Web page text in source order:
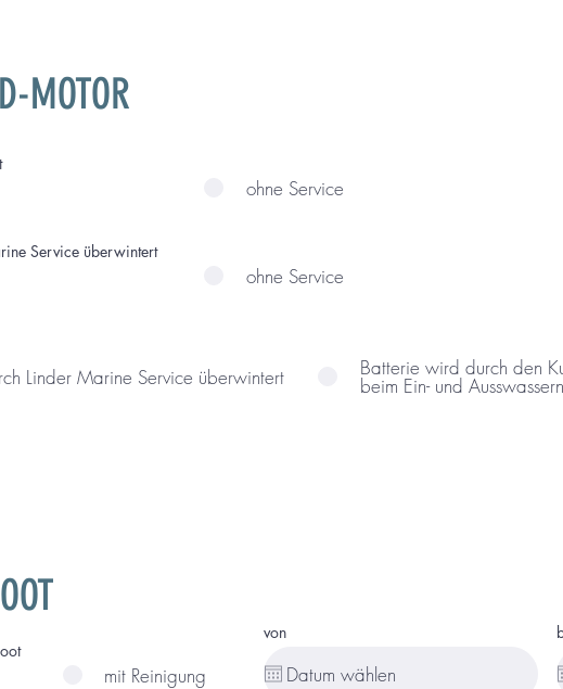
MOTOR
ohne Service
Service überwintert
ohne Service
Linder Marine Service überwintert Batterie wird durch den
beim Ein- und
mit Reinigung
von